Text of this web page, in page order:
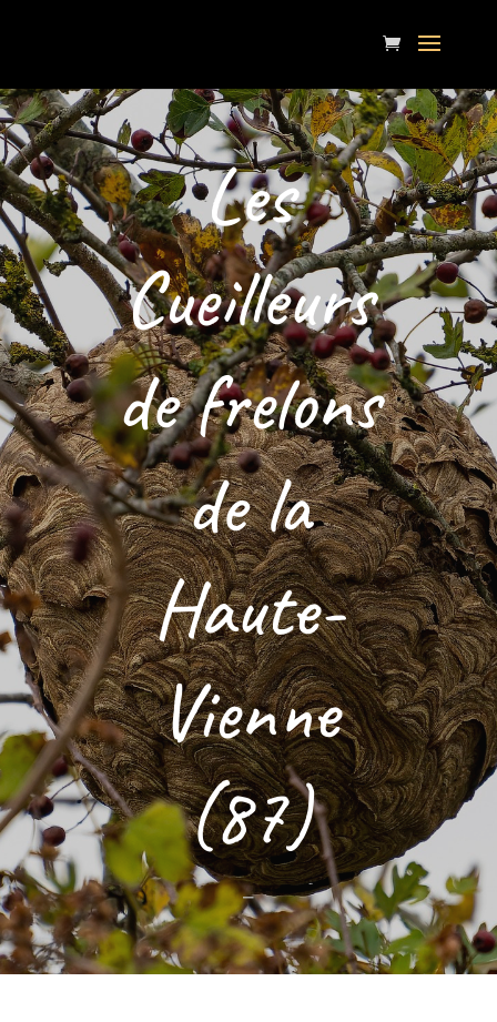
Les
Cueilleurs
de frelons
de la
Haute-
Vienne
(87)
–